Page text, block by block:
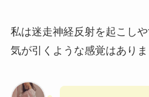
私は迷走神経反射を起こし
気が引くような感覚はありま